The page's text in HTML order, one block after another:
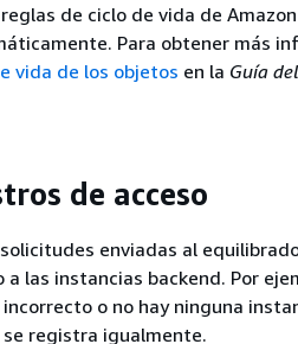
de ciclo de vida de
Para obtener más
vida de los objetos en la Guía
de acceso
enviadas al
las instancias backend. Por
o no hay ninguna
registra igualmente.